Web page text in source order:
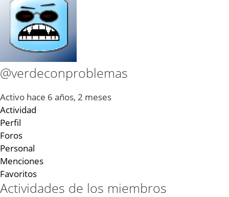
@verdeconproblemas
Activo hace 6 años, 2 meses
Actividad
Perfil
Foros
Personal
Menciones
Favoritos
Actividades de los miembros